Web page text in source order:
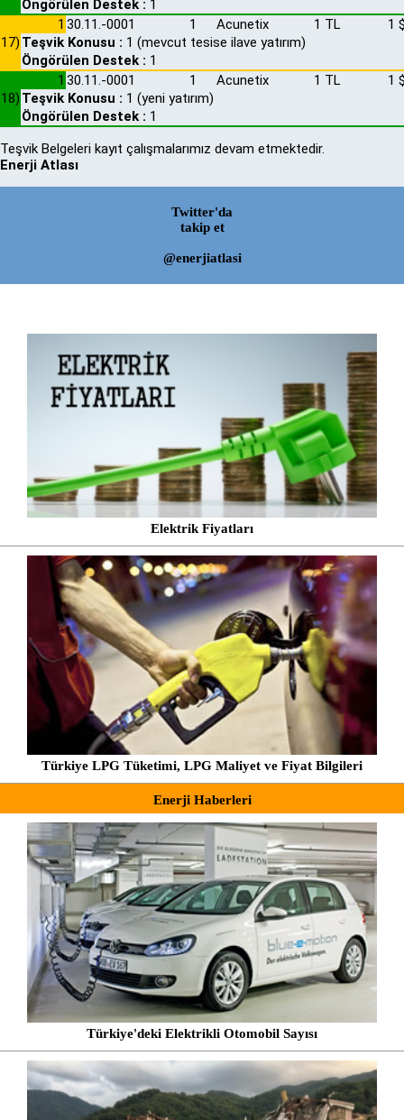
Öngörülen Destek : 1
17)
1 30.11.-0001 1 Acunetix 1 TL
1
Teşvik Konusu : 1 (mevcut tesise ilave yatırım)
Öngörülen Destek : 1
18)
1 30.11.-0001 1 Acunetix 1 TL
1
Teşvik Konusu : 1 (yeni yatırım)
Öngörülen Destek : 1
Teşvik Belgeleri kayıt çalışmalarımız devam etmektedir.
Enerji Atlası
Twitter'da
takip et
@enerjiatlasi
Elektrik Fiyatları
Türkiye LPG Tüketimi, LPG Maliyet ve Fiyat Bilgileri
Enerji Haberleri
Türkiye'deki Elektrikli Otomobil Sayısı